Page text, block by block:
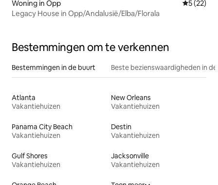
Woning in Opp
5 (22)
Legacy House in Opp/Andalusië/Elba/Florala
Bestemmingen om te verkennen
Bestemmingen in de buurt Beste bezienswaardigheden in
Atlanta
Vakantiehuizen
New Orleans
Vakantiehuizen
Panama City Beach
Vakantiehuizen
Destin
Vakantiehuizen
Gulf Shores
Vakantiehuizen
Jacksonville
Vakantiehuizen